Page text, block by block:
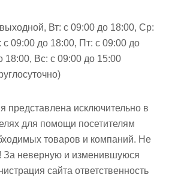
Вт: с 09:00 до 18:00, Ср:
с 09:00 до 18:00, Пт: с 09:00 до
18:00, Вс: с 09:00 до 15:00
исключительно в
для помощи посетителям
товаров и компаний. Не
За неверную и изменившуюся
сайта ответственность